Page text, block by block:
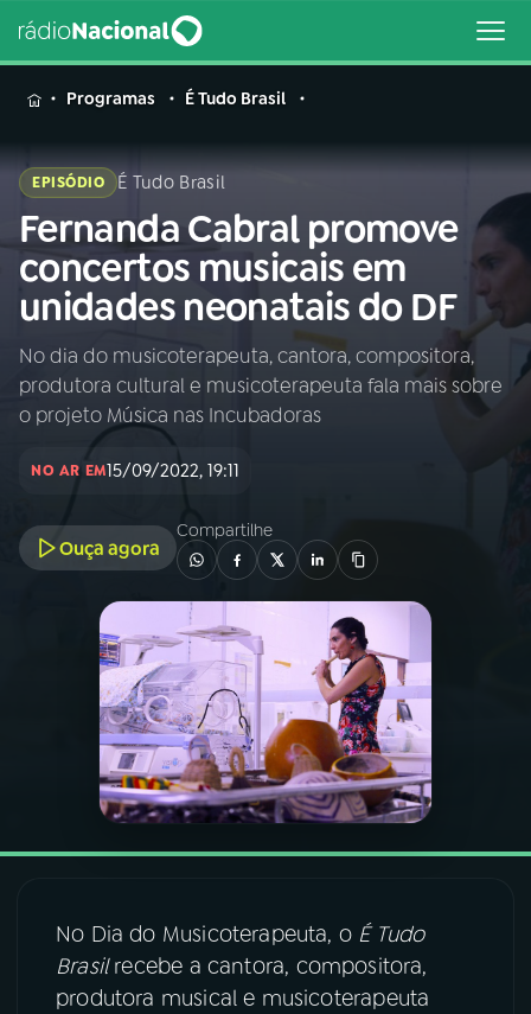
MENU
Buscar
na
Rádio
Nacional
Buscar
AO VIVO
INÍCIO
PROGRAMAS
PODCASTS
VIDEOCASTS
08FESTIVAL DE MÚSICA
Programas É Tudo Brasil
EPISÓDIO É Tudo Brasil
Fernanda Cabral promove
concertos musicais em
unidades neonatais do DF
No dia do musicoterapeuta, cantora, compositora,
produtora cultural e musicoterapeuta fala mais sobre
o projeto Música nas Incubadoras
NO AR EM15/09/2022, 19:11
Ouça agora
Compartilhe
No Dia do Musicoterapeuta, o É Tudo
Brasilrecebe a cantora, compositora,
produtora musical e musicoterapeuta